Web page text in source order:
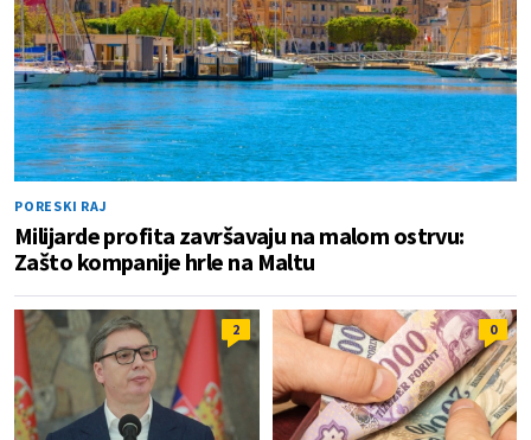
PORESKI RAJ
Milijarde profita završavaju na malom ostrvu:
Zašto kompanije hrle na Maltu
2 0